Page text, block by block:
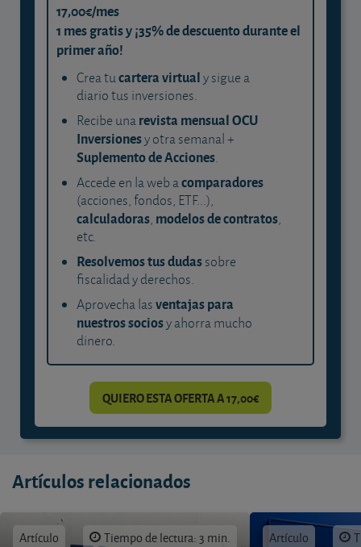
17,00€/mes
1 mes gratis y ¡35% de descuento durante el
primer año!
Crea tucartera virtualy sigue a
diario tus inversiones.
Recibe unarevista mensual OCU
Inversionesy otra semanal +
Suplemento de Acciones.
Accede en la web acomparadores
(acciones, fondos, ETF...),
calculadoras, modelos de contratos,
etc.
Resolvemos tus dudassobre
fiscalidad y derechos.
Aprovecha lasventajas para
nuestros sociosy ahorra mucho
dinero.
QUIERO ESTA OFERTA A 17,00€
Artículos relacionados
Artículo Tiempo de lectura: 3 min. Artículo